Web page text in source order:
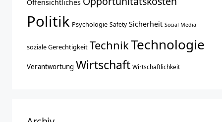
Offensichtliches
Politik Psychologie Safety Sicherheit Social Media
soziale Gerechtigkeit TechnikTechnologie
Verantwortung Wirtschaft Wirtschaftlichkeit